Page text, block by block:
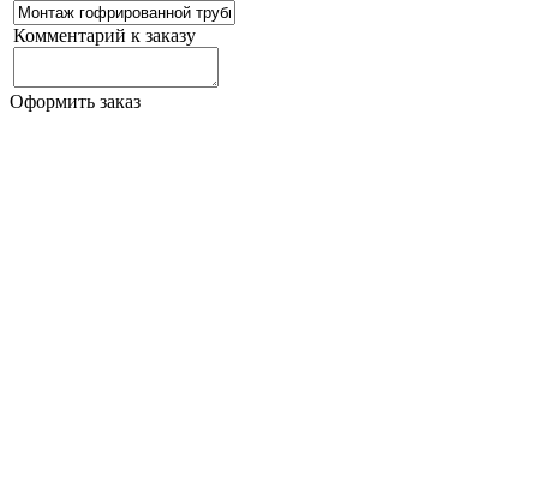
Комментарий к заказу
Оформить заказ